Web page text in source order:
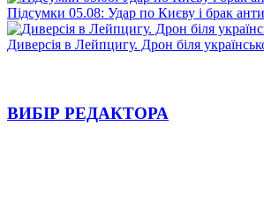
Підсумки 05.08: Удар по Києву і брак
Диверсія в Лейпцигу. Дрон біля
ВИБІР РЕДАКТОРА